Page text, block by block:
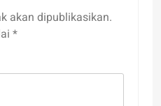
akan dipublikasikan.
*